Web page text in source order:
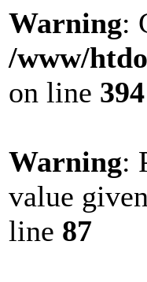
Warning:
/www/
on line 394
Warning:
value
line 87